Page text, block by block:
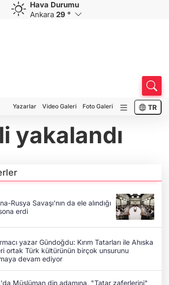
CHF
58,5587
CAD
33,9407
Hava Durumu
Ankara 29 °
Yazarlar Video Galeri Foto Galeri TR
yakalandı
Rusya Savaşı'nın da ele alındığı
erdi
yazar Gündoğdu: Kırım Tatarları ile Ahıska
ortak Türk kültürünün birçok unsurunu
devam ediyor
Müslüman din adamına, "Tatar zaferlerini"